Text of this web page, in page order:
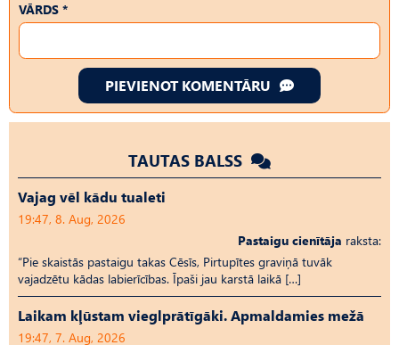
VĀRDS *
PIEVIENOT KOMENTĀRU
TAUTAS BALSS
Vajag vēl kādu tualeti
19:47, 8. Aug, 2026
Pastaigu cienītāja raksta:
“Pie skaistās pastaigu takas Cēsīs, Pirtupītes graviņā tuvāk
vajadzētu kādas labierīcības. Īpaši jau karstā laikā […]
Laikam kļūstam vieglprātīgāki. Apmaldamies mežā
19:47, 7. Aug, 2026